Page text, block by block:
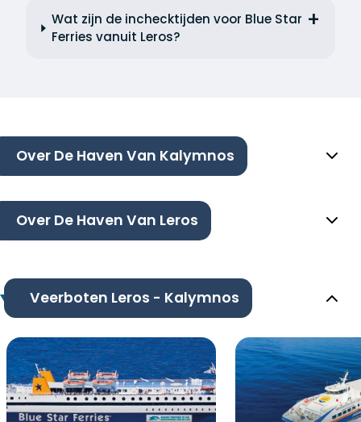
Wat zijn de inchecktijden voor Blue Star
Ferries vanuit Leros?
Over De Haven Van Kalymnos
Over De Haven Van Leros
Veerboten Leros - Kalymnos